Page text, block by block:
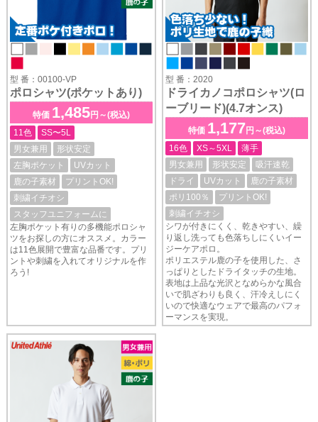
型 番：00100-VP
ポロシャツ(ポケットあり)
特価 1,485円～(税込)
11色
SS〜5L
男女兼用
形状安定
左胸ポケット
UVカット
鹿の子素材
プリントOK!
刺繍イチオシ
スタッフユニフォームに
左胸ポケット有りの多機能ポロシャ
ツをお探しの方にオススメ。カラー
は11色展開で豊富な品番です。プリ
ントや刺繍を入れてオリジナルを作
ろう!
型 番：2020
ドライカノコポロシャツ(ロ
ーブリード)(4.7オンス)
特価 1,177円～(税込)
16色
XS～5XL
薄手
男女兼用
形状安定
吸汗速乾
ドライ
UVカット
鹿の子素材
ポリ100％
プリントOK!
刺繍イチオシ
シワが付きにくく、乾きやすい、繰
り返し洗っても色落ちしにくいイー
ジーケアポロ。
ポリエステル鹿の子を使用した、さ
っぱりとしたドライタッチの生地。
表地は上品な光沢となめらかな風合
いで肌ざわりも良く、汗冷えしにく
いので快適なウェアで最高のパフォ
ーマンスを実現。